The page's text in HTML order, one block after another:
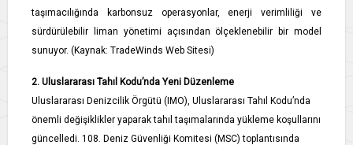
taşımacılığında karbonsuz operasyonlar, enerji verimliliği ve
sürdürülebilir liman yönetimi açısından ölçeklenebilir bir model
sunuyor. (Kaynak: TradeWinds Web Sitesi)
2. Uluslararası Tahıl Kodu’nda Yeni Düzenleme
Uluslararası Denizcilik Örgütü (IMO), Uluslararası Tahıl Kodu’nda
önemli değişiklikler yaparak tahıl taşımalarında yükleme koşullarını
güncelledi. 108. Deniz Güvenliği Komitesi (MSC) toplantısında